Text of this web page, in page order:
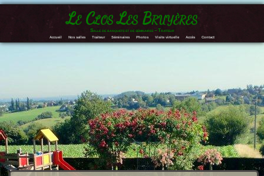
Le Clos Les Bruyères
Salle de banquets et de séminaires – Traiteur
Accueil Nos salles Traiteur Séminaires Photos Visite virtuelle Accès Contact